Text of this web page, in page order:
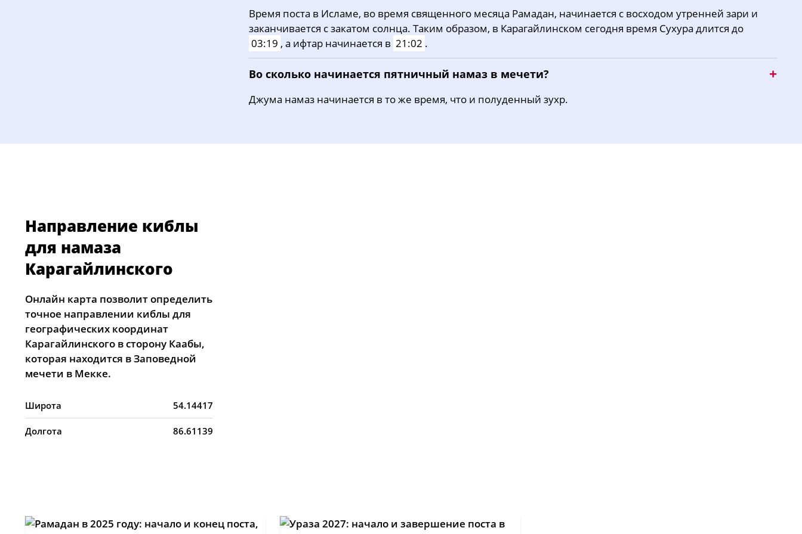
30, Вс
04:17 06:17 13:14 17:00 20:10
22:00
31, Пн
04:20 06:19 13:14 20:08 21:57
Время поста в Исламе, во время священного месяца Рамадан, начинается с восходом утренней зари и
заканчивается с закатом солнца. Таким образом, в Карагайлинском сегодня время Сухура длится до
03:19 , а ифтар начинается в 21:02 .
Во сколько начинается пятничный намаз в мечети?
Джума намаз начинается в то же время, что и полуденный зухр.
Направление киблы
для намаза
Карагайлинского
Онлайн карта позволит определить
точное направлении киблы для
географических координат
Карагайлинского в сторону Каабы,
которая находится в Заповедной
мечети в Мекке.
Широта 54.14417
Долгота 86.61139